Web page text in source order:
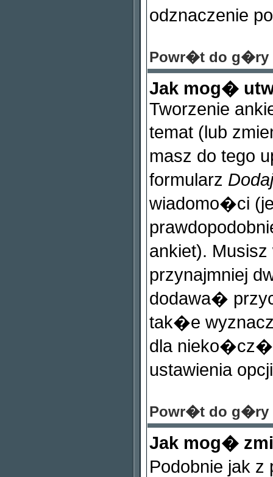
odznaczenie
Powr�t do g�ry
Jak mog�
Tworzenie
temat (lub
masz do tego
formularz
wiadomo�ci
ankiet).
przynajmniej
dodawa�
tak�e
dla
ustawienia
Powr�t do g�ry
Jak mog�
Podobnie jak